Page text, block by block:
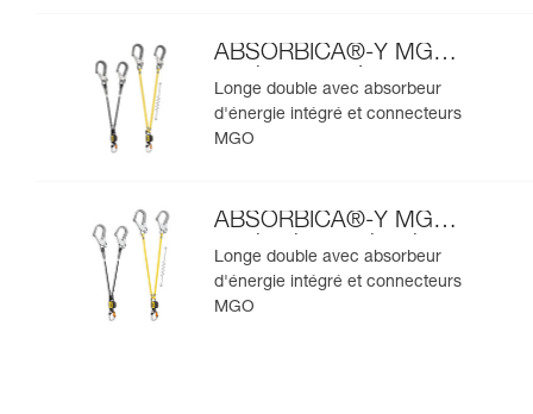
ABSORBICA®-Y MGO
version européenne
Longe double avec absorbeur
d'énergie intégré et connecteurs
MGO
ABSORBICA®-Y MGO
version internationale
Longe double avec absorbeur
d'énergie intégré et connecteurs
MGO